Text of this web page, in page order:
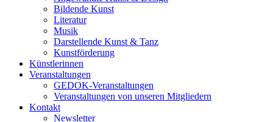
Bildende Kunst
Literatur
Musik
Darstellende Kunst & Tanz
Kunstförderung
Künstlerinnen
Veranstaltungen
GEDOK-Veranstaltungen
Veranstaltungen von unseren Mitgliedern
Kontakt
Newsletter